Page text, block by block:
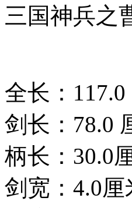
三国神兵之
全长：117.0
剑长：78.0
柄长：30.0
剑宽：4.0厘